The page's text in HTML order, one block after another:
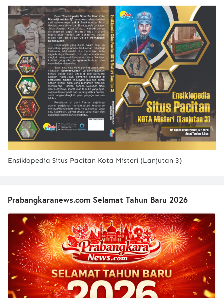
Ensiklopedia Situs Pacitan Kota Misteri (Lanjutan 3)
Prabangkaranews.com Selamat Tahun Baru 2026